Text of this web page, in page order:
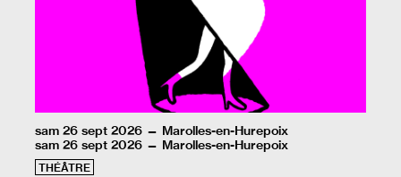
sam 26 sept 2026 — Marolles-en-Hurepoix
sam 26 sept 2026 — Marolles-en-Hurepoix
THÉÂTRE